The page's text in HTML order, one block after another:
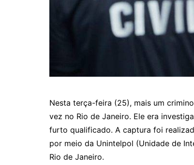
Nesta terça-feira (25), mais um
vez no Rio de Janeiro. Ele era
furto qualificado. A captura foi
por meio da Unintelpol (Unidade de
Rio de Janeiro.